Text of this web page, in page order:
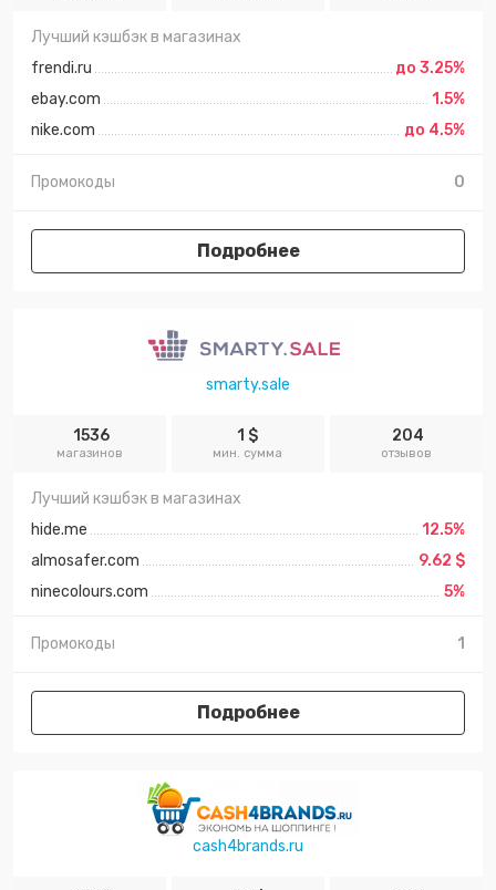
Лучший кэшбэк в магазинах
frendi.ru
до 3.25%
ebay.com
1.5%
nike.com
до 4.5%
Промокоды 0
Подробнее
smarty.sale
1536
магазинов
1 $
мин. сумма
204
отзывов
Лучший кэшбэк в магазинах
hide.me
12.5%
almosafer.com
9.62 $
ninecolours.com
5%
Промокоды 1
Подробнее
cash4brands.ru